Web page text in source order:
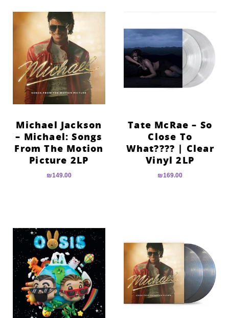
Tate McRae – So
Close To
What???? | Clear
Vinyl 2LP
₪169.00
Michael Jackson
– Michael: Songs
From The Motion
Picture 2LP
₪149.00